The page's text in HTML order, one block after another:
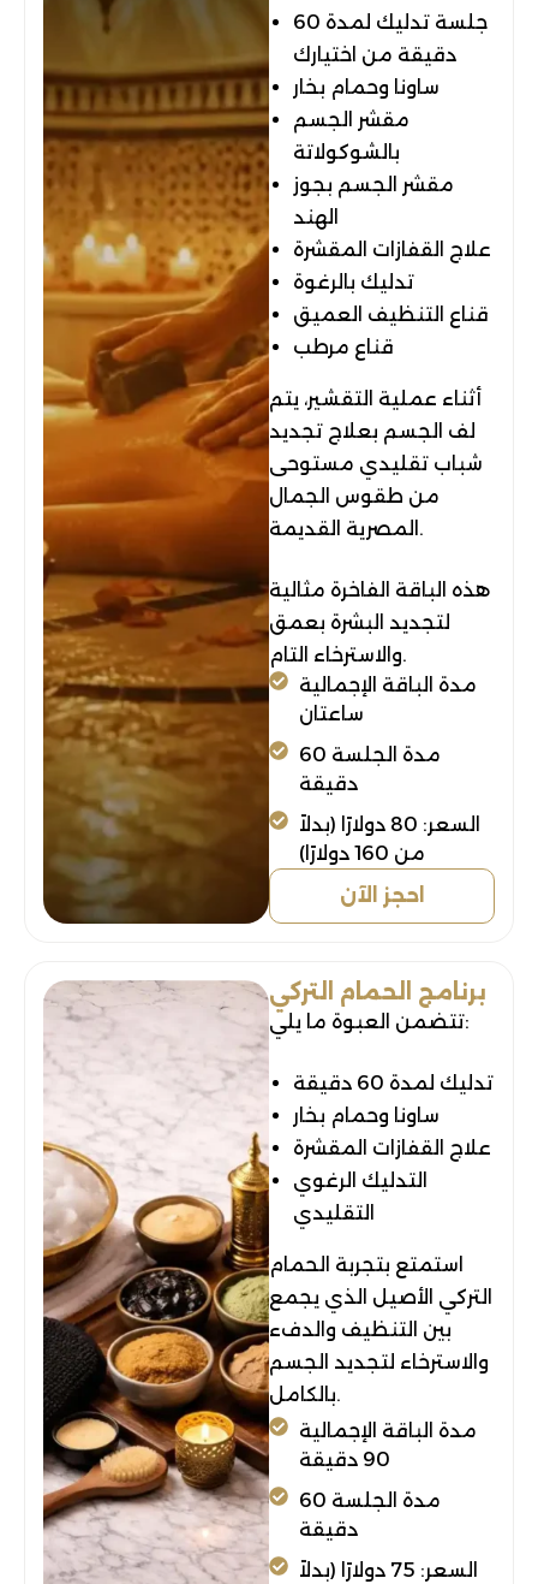
جلسة تدليك لمدة 60
دقيقة من اختيارك
ساونا وحمام بخار
مقشر الجسم
بالشوكولاتة
مقشر الجسم بجوز
الهند
علاج القفازات المقشرة
تدليك بالرغوة
قناع التنظيف العميق
قناع مرطب
أثناء عملية التقشير، يتم
لف الجسم بعلاج تجديد
شباب تقليدي مستوحى
من طقوس الجمال
المصرية القديمة.
هذه الباقة الفاخرة مثالية
لتجديد البشرة بعمق
والاسترخاء التام.
مدة الباقة الإجمالية
ساعتان
مدة الجلسة 60
دقيقة
السعر: 80 دولارًا (بدلاً
من 160 دولارًا)
احجز الآن
برنامج الحمام التركي
تتضمن العبوة ما يلي:
تدليك لمدة 60 دقيقة
ساونا وحمام بخار
علاج القفازات المقشرة
التدليك الرغوي
التقليدي
استمتع بتجربة الحمام
التركي الأصيل الذي يجمع
بين التنظيف والدفء
والاسترخاء لتجديد الجسم
بالكامل.
مدة الباقة الإجمالية
90 دقيقة
مدة الجلسة 60
دقيقة
السعر: 75 دولارًا (بدلاً